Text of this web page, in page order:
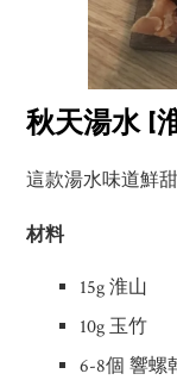
秋天湯水 [
這款湯水味道鮮
材料
15g 淮山
10g 玉竹
6-8個 響螺